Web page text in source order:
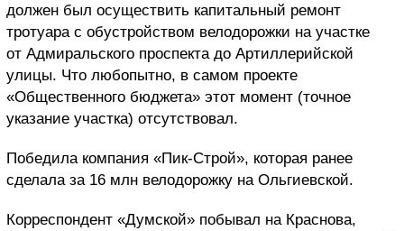
должен был осуществить капитальный ремонт
тротуара с обустройством велодорожки на участке
от Адмиральского проспекта до Артиллерийской
улицы. Что любопытно, в самом проекте
«Общественного бюджета» этот момент (точное
указание участка) отсутствовал.
Победила компания «Пик-Строй», которая ранее
сделала за 16 млн велодорожку на Ольгиевской.
Корреспондент «Думской» побывал на Краснова,